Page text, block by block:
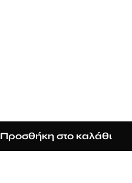
Προσθήκη στο καλάθι